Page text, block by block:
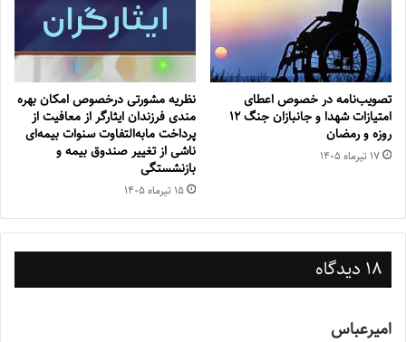
تصویب‌نامه در خصوص اعطای
امتیازات شهدا و جانبازان جنگ 12
روزه و رمضان
۱۷ تیر‌ماه ۱۴۰۵
نظریه مشورتی درخصوص امکان بهره
مندی فرزندان ایثارگر از معافیت از
پرداخت مابه‌التفاوت سنوات بیمه‌ای
ناشی از تغییر صندوق بیمه‌ و
بازنشستگی
۱۵ تیر‌ماه ۱۴۰۵
18 دیدگاه
امیرعباس